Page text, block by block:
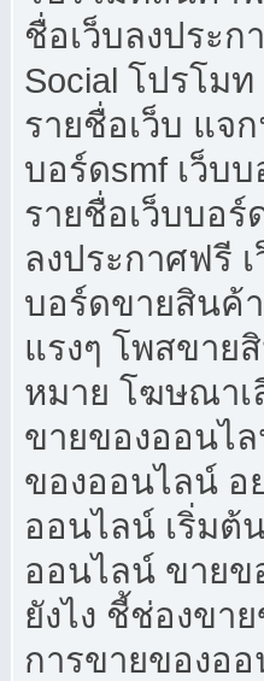
ชื่อเว็บลงประ
Social โปรโม
รายชื่อเว็บ แจ
บอร์ดsmf เว็บ
รายชื่อเว็บบอ
ลงประกาศฟรี
บอร์ดขายสินค้
แรงๆ โพสขาย
หมาย โฆษณาเ
ขายของออนไ
ของออนไลน์ อ
ออนไลน์ เริ่มต้
ออนไลน์ ขายข
ยังไง ชี้ช่องขา
การขายของอ